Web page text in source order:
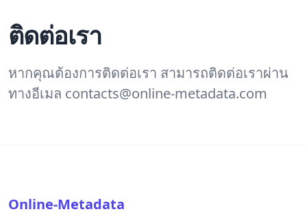
ติดต่อเรา
หากคุณต้องการติดต่อเรา สามารถติดต่อเราผ่าน
ทางอีเมล contacts@online-metadata.com
Online-Metadata